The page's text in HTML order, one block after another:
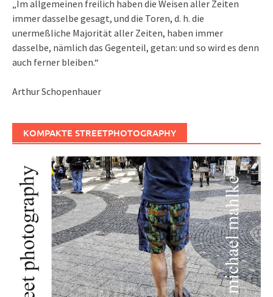
„Im allgemeinen freilich haben die Weisen aller Zeiten
immer dasselbe gesagt, und die Toren, d. h. die
unermeßliche Majorität aller Zeiten, haben immer
dasselbe, nämlich das Gegenteil, getan: und so wird es denn
auch ferner bleiben.“
Arthur Schopenhauer
KOMPAKTE STREETPHOTOGRAPHY